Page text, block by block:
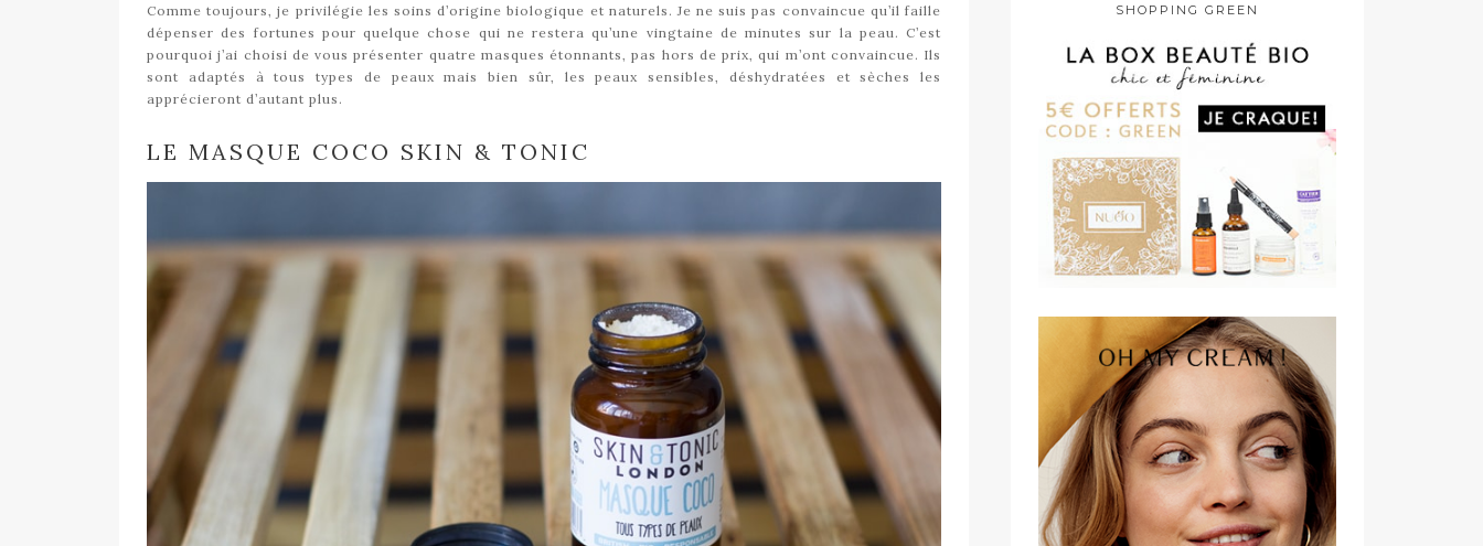
Comme toujours, je privilégie les soins d’origine biologique et naturels. Je ne suis pas convaincue qu’il faille
dépenser des fortunes pour quelque chose qui ne restera qu’une vingtaine de minutes sur la peau. C’est
pourquoi j’ai choisi de vous présenter quatre masques étonnants, pas hors de prix, qui m’ont convaincue. Ils
sont adaptés à tous types de peaux mais bien sûr, les peaux sensibles, déshydratées et sèches les
apprécieront d’autant plus.
LE MASQUE COCO SKIN & TONIC
SHOPPING GREEN